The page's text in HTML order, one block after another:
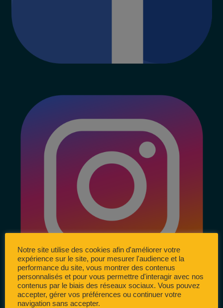
Notre site utilise des cookies afin d'améliorer votre
expérience sur le site, pour mesurer l'audience et la
performance du site, vous montrer des contenus
personnalisés et pour vous permettre d'interagir avec nos
contenus par le biais des réseaux sociaux. Vous pouvez
accepter, gérer vos préférences ou continuer votre
navigation sans accepter.